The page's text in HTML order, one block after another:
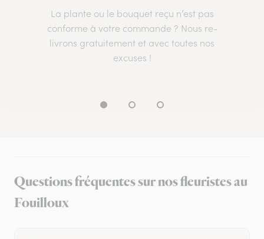
La plante ou le bouquet reçu n’est pas
conforme à votre commande ? Nous re-
livrons gratuitement et avec toutes nos
excuses !
Questions fréquentes sur nos fleuristes au
Fouilloux